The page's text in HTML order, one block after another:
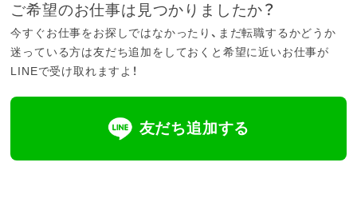
ご希望のお仕事は見つかりましたか？
今すぐお仕事をお探しではなかったり、まだ転職するかどうか
迷っている方は友だち追加をしておくと希望に近いお仕事が
LINEで受け取れますよ！
友だち追加する